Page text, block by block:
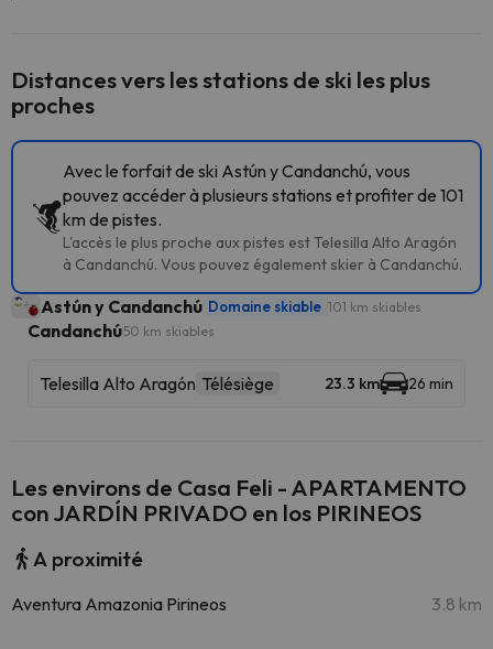
Distances vers les stations de ski les plus
proches
Avec le forfait de ski Astún y Candanchú, vous
pouvez accéder à plusieurs stations et profiter de 101
km de pistes.
L'accès le plus proche aux pistes est Telesilla Alto Aragón
à Candanchú. Vous pouvez également skier à Candanchú.
Astún y Candanchú Domaine skiable 101 km skiables
Candanchú50 km skiables
Telesilla Alto Aragón Télésiège 23.3 km 26 min
Les environs de Casa Feli - APARTAMENTO
con JARDÍN PRIVADO en los PIRINEOS
A proximité
Aventura Amazonia Pirineos 3.8 km